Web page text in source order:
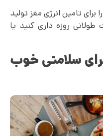
برای تامین انرژی مغز تولید
روزه داری کنید یا
سلامتی خوب